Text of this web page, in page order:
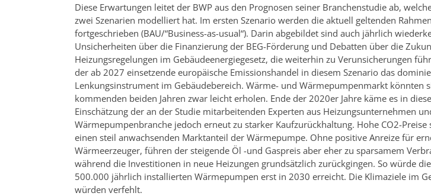
Diese Erwartungen leitet der BWP aus den Prognosen seiner Branchenstudie ab,
zwei Szenarien modelliert hat. Im ersten Szenario werden die aktuell geltenden
fortgeschrieben (BAU/“Business-as-usual“). Darin abgebildet sind auch jährlich
Unsicherheiten über die Finanzierung der BEG-Förderung und Debatten über die
Heizungsregelungen im Gebäudeenergiegesetz, die weiterhin zu Verunsicherungen
der ab 2027 einsetzende europäische Emissionshandel in diesem Szenario das
Lenkungsinstrument im Gebäudebereich. Wärme- und Wärmepumpenmarkt könnten
kommenden beiden Jahren zwar leicht erholen. Ende der 2020er Jahre käme es in
Einschätzung der an der Studie mitarbeitenden Experten aus Heizungsunternehmen
Wärmepumpenbranche jedoch erneut zu starker Kaufzurückhaltung. Hohe CO2-
einen steil anwachsenden Marktanteil der Wärmepumpe. Ohne positive Anreize für
Wärmeerzeuger, führen der steigende Öl -und Gaspreis aber eher zu sparsamem
während die Investitionen in neue Heizungen grundsätzlich zurückgingen. So würde
500.000 jährlich installierten Wärmepumpen erst in 2030 erreicht. Die Klimaziele im
würden verfehlt.